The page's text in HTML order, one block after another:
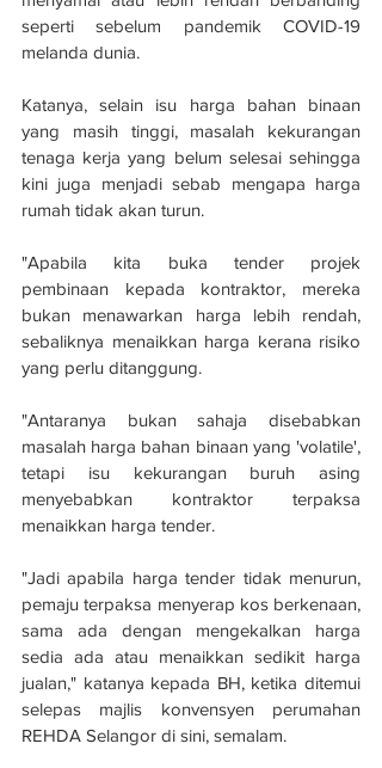
seperti sebelum pandemik COVID-19
melanda dunia.
Katanya, selain isu harga bahan binaan
yang masih tinggi, masalah kekurangan
tenaga kerja yang belum selesai sehingga
kini juga menjadi sebab mengapa harga
rumah tidak akan turun.
"Apabila kita buka tender projek
pembinaan kepada kontraktor, mereka
bukan menawarkan harga lebih rendah,
sebaliknya menaikkan harga kerana risiko
yang perlu ditanggung.
"Antaranya bukan sahaja disebabkan
masalah harga bahan binaan yang 'volatile',
tetapi isu kekurangan buruh asing
menyebabkan kontraktor terpaksa
menaikkan harga tender.
"Jadi apabila harga tender tidak menurun,
pemaju terpaksa menyerap kos berkenaan,
sama ada dengan mengekalkan harga
sedia ada atau menaikkan sedikit harga
jualan," katanya kepada BH, ketika ditemui
selepas majlis konvensyen perumahan
REHDA Selangor di sini, semalam.